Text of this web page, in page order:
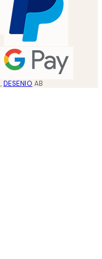
, DESENIO AB